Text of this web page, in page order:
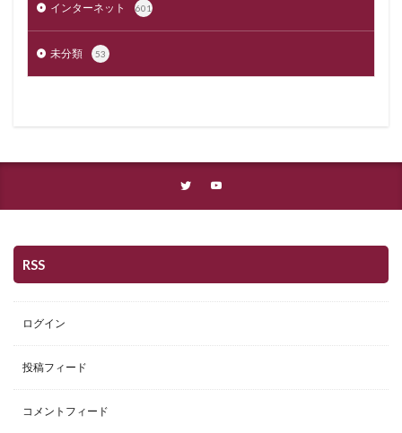
インターネット 601
未分類 53
RSS
ログイン
投稿フィード
コメントフィード